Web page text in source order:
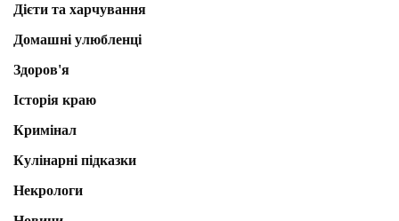
Дієти та харчування
Домашні улюбленці
Здоров'я
Історія краю
Кримінал
Кулінарні підказки
Некрологи